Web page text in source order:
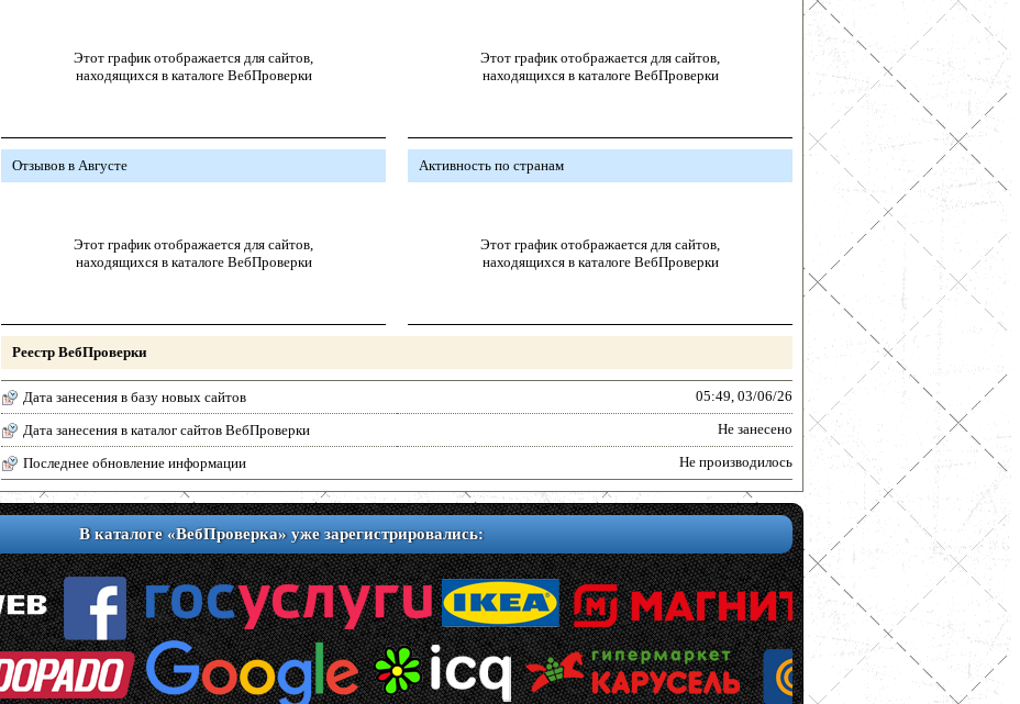
Этот график отображается для сайтов,
находящихся в каталоге ВебПроверки
Этот график отображается для сайтов,
находящихся в каталоге ВебПроверки
Отзывов в Августе
Этот график отображается для сайтов,
находящихся в каталоге ВебПроверки
Активность по странам
Этот график отображается для сайтов,
находящихся в каталоге ВебПроверки
Реестр ВебПроверки
Дата занесения в базу новых сайтов 05:49, 03/06/26
Дата занесения в каталог сайтов ВебПроверки Не занесено
Последнее обновление информации Не производилось
В каталоге «ВебПроверка» уже зарегистрировались: